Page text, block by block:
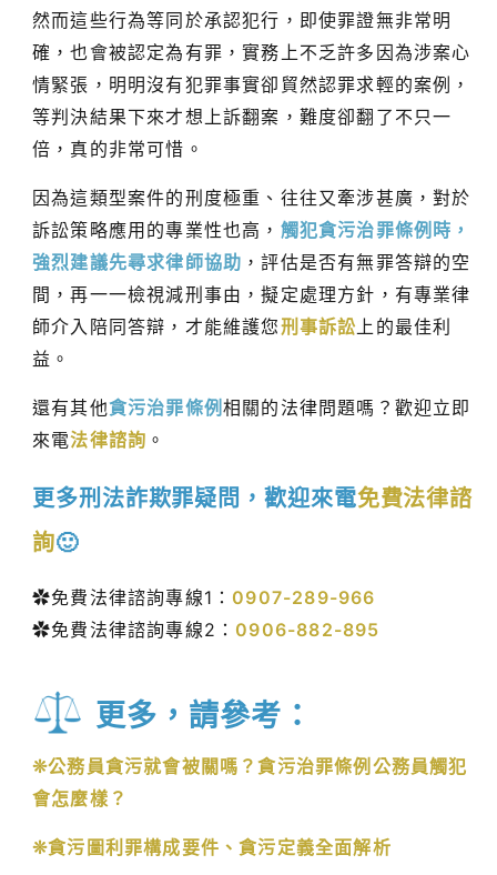
然而這些行為等同於承認犯行，即使罪證無非常明
確，也會被認定為有罪，實務上不乏許多因為涉案心
情緊張，明明沒有犯罪事實卻貿然認罪求輕的案例，
等判決結果下來才想上訴翻案，難度卻翻了不只一
倍，真的非常可惜。
因為這類型案件的刑度極重、往往又牽涉甚廣，對於
訴訟策略應用的專業性也高， 觸犯貪污治罪條例時，
強烈建議先尋求律師協助 ，評估是否有無罪答辯的空
間，再一一檢視減刑事由，擬定處理方針，有專業律
師介入陪同答辯，才能維護您刑事訴訟上的最佳利
益。
還有其他貪污治罪條例相關的法律問題嗎？歡迎立即
來電法律諮詢 。
更多刑法詐欺罪疑問，歡迎來電免費法律諮
詢🙂
✿免費法律諮詢專線1： 0907-289-966
✿免費法律諮詢專線2： 0906-882-895
更多，請參考：
❊公務員貪污就會被關嗎？貪污治罪條例公務員觸犯
會怎麼樣？
❊貪污圖利罪構成要件、貪污定義全面解析